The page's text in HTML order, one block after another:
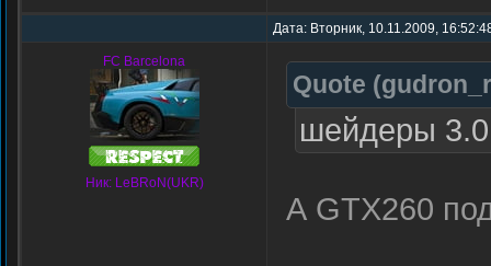
Дата: Вторник, 10.11.2009,
FC Barcelona
Ник: LeBRoN(UKR)
Quote (
шейдеры 3.0
А GTX260